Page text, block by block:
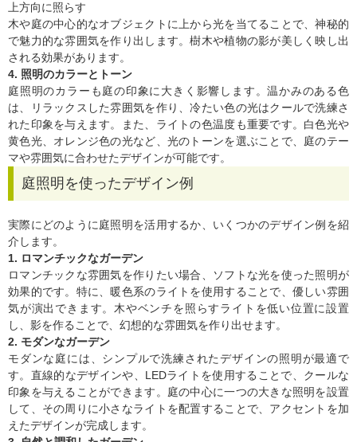
上方向に照らす
木や庭の中心的なオブジェクトに上から光を当てることで、神秘的
で魅力的な雰囲気を作り出します。樹木や植物の影が美しく映し出
される効果があります。
4. 照明のカラーとトーン
庭照明のカラーも庭の印象に大きく影響します。温かみのある色
は、リラックスした雰囲気を作り、冷たい色の光はクールで洗練さ
れた印象を与えます。また、ライトの色温度も重要です。白色光や
黄色光、オレンジ色の光など、光のトーンを選ぶことで、庭のテー
マや雰囲気に合わせたデザインが可能です。
庭照明を使ったデザイン例
実際にどのように庭照明を活用するか、いくつかのデザイン例を紹
介します。
1. ロマンチックなガーデン
ロマンチックな雰囲気を作りたい場合、ソフトな光を使った照明が
効果的です。特に、暖色系のライトを使用することで、優しい雰囲
気が演出できます。木やベンチを照らすライトを低い位置に設置
し、影を作ることで、幻想的な雰囲気を作り出せます。
2. モダンなガーデン
モダンな庭には、シンプルで洗練されたデザインの照明が最適で
す。直線的なデザインや、LEDライトを使用することで、クールな
印象を与えることができます。庭の中心に一つの大きな照明を設置
して、その周りに小さなライトを配置することで、アクセントを加
えたデザインが完成します。